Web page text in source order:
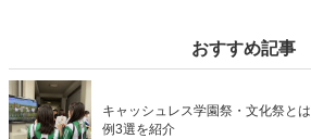
おすすめ記事
キャッシュレス学園祭・文化祭と
例3選を紹介